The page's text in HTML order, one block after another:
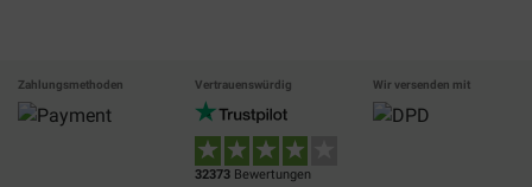
Zahlungsmethoden Vertrauenswürdig
32373 Bewertungen
Wir versenden mit